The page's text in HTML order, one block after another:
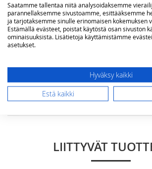
Arvostelu
LIITTYVÄT
Saatamme tallentaa niitä analysoidaksemme
parannellaksemme sivustoamme, esittääksemme
ja tarjotaksemme sinulle erinomaisen kokemuksen
Estämällä evästeet, poistat käytöstä osan sivuston
ominaisuuksista. Lisätietoja käyttämistämme
asetukset.
Hyväksy kaikki
Estä kaikki